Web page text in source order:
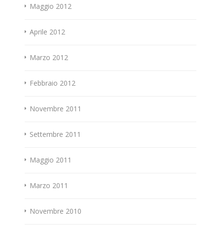
Maggio 2012
Aprile 2012
Marzo 2012
Febbraio 2012
Novembre 2011
Settembre 2011
Maggio 2011
Marzo 2011
Novembre 2010